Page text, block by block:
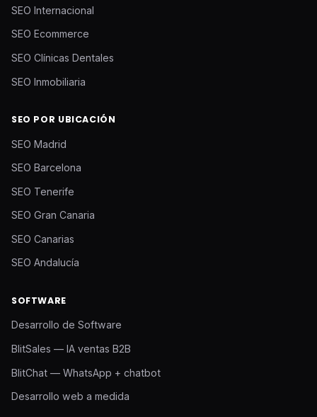
SEO Internacional
SEO Ecommerce
SEO Clínicas Dentales
SEO Inmobiliaria
SEO POR UBICACIÓN
SEO Madrid
SEO Barcelona
SEO Tenerife
SEO Gran Canaria
SEO Canarias
SEO Andalucía
SOFTWARE
Desarrollo de Software
BlitSales — IA ventas B2B
BlitChat — WhatsApp + chatbot
Desarrollo web a medida